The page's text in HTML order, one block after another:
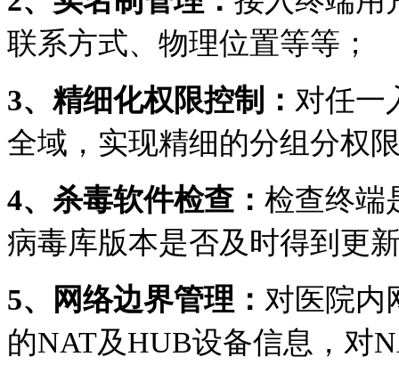
联系方式、物理位置等等；
3、精细化权限控制： 对任一
全域，实现精细的分组分权
4、 杀毒软件检查： 检查终端
病毒库版本是否及时得到更
5、
网络边界管理： 对医院内
的NAT及HUB设备信息，对